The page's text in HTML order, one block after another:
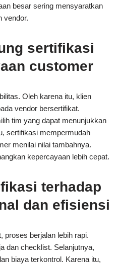
besar sering mensyaratkan
vendor.
sertifikasi
customer
Oleh karena itu, klien
vendor bersertifikat.
tim yang dapat menunjukkan
sertifikasi mempermudah
menilai nilai tambahnya.
kepercayaan lebih cepat.
terhadap
dan efisiensi
proses berjalan lebih rapi.
dan checklist. Selanjutnya,
biaya terkontrol. Karena itu,